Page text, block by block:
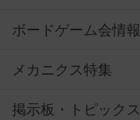
ボードゲーム会情報
メカニクス特集
掲示板・トピックス